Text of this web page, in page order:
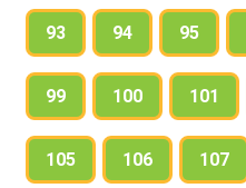
93 94 95
99 100 101
105 106 107